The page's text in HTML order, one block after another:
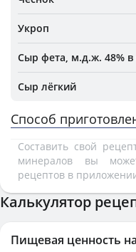
Укроп
Сыр фета, м.д.ж. 48% в
Сыр лёгкий
Способ
Составить свой
минералов вы
рецептов в
Калькулятор
Пищевая ценность на